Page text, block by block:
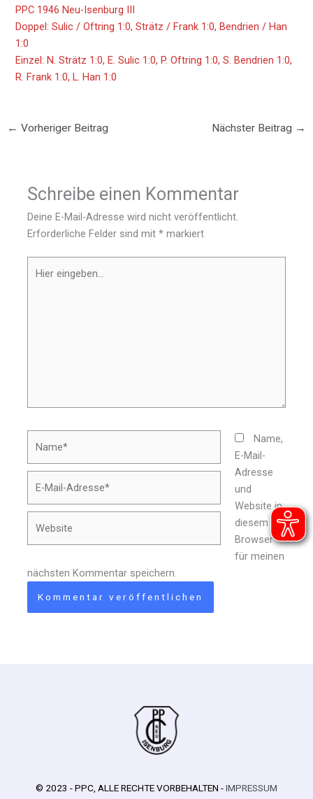
PPC 1946 Neu-Isenburg III
Doppel: Sulic / Oftring 1:0, Strätz / Frank 1:0, Bendrien / Han
1:0
Einzel: N. Strätz 1:0, E. Sulic 1:0, P. Oftring 1:0, S. Bendrien 1:0,
R. Frank 1:0, L. Han 1:0
← Vorheriger Beitrag Nächster Beitrag →
Schreibe einen Kommentar
Deine E-Mail-Adresse wird nicht veröffentlicht.
Erforderliche Felder sind mit* markiert
eingeben…
Mail-
Adresse*
Name,
E-Mail-
Adresse
und
Website in
diesem
Browser
für meinen
nächsten Kommentar speichern.
© 2023 - PPC, ALLE RECHTE VORBEHALTEN -IMPRESSUM